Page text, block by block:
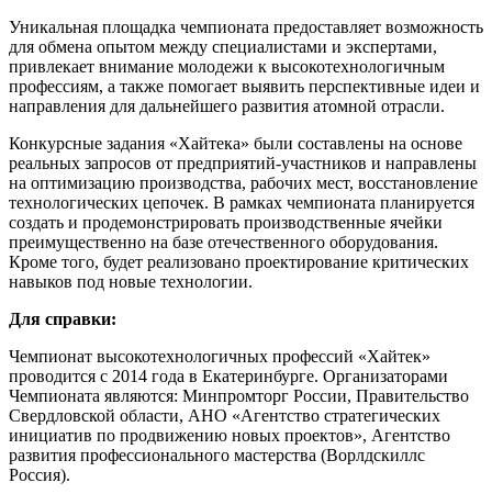
Уникальная площадка чемпионата предоставляет возможность
для обмена опытом между специалистами и экспертами,
привлекает внимание молодежи к высокотехнологичным
профессиям, а также помогает выявить перспективные идеи и
направления для дальнейшего развития атомной отрасли.
Конкурсные задания «Хайтека» были составлены на основе
реальных запросов от предприятий-участников и направлены
на оптимизацию производства, рабочих мест, восстановление
технологических цепочек. В рамках чемпионата планируется
создать и продемонстрировать производственные ячейки
преимущественно на базе отечественного оборудования.
Кроме того, будет реализовано проектирование критических
навыков под новые технологии.
Для справки:
Чемпионат высокотехнологичных профессий «Хайтек»
проводится с 2014 года в Екатеринбурге. Организаторами
Чемпионата являются: Минпромторг России, Правительство
Свердловской области, АНО «Агентство стратегических
инициатив по продвижению новых проектов», Агентство
развития профессионального мастерства (Ворлдскиллс
Россия).